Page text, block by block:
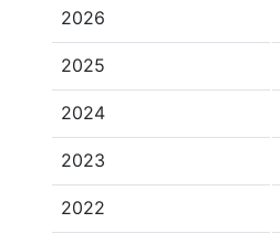
2026
2025
2024
2023
2022